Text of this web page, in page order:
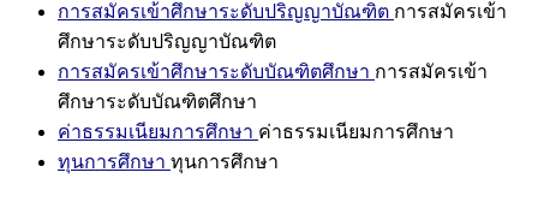
การสมัครเข้าศึกษาระดับปริญญาบัณฑิต การสมัครเข้า
ศึกษาระดับปริญญาบัณฑิต
การสมัครเข้าศึกษาระดับบัณฑิตศึกษา การสมัครเข้า
ศึกษาระดับบัณฑิตศึกษา
ค่าธรรมเนียมการศึกษา ค่าธรรมเนียมการศึกษา
ทุนการศึกษา ทุนการศึกษา